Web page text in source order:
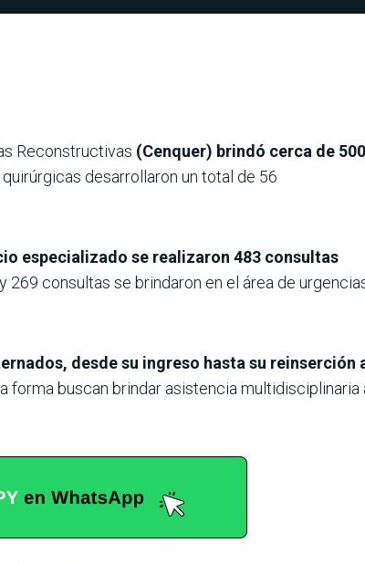
Reconstructivas (Cenquer) brindó cerca de 500
desarrollaron un total de 56
especializado se realizaron 483 consultas
consultas se brindaron en el área de
desde su ingreso hasta su reinserción
forma buscan brindar asistencia multidisciplinaria